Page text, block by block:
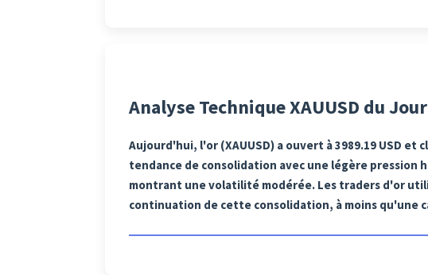
Analyse Technique XAUUSD du Jour
Aujourd'hui, l'or (XAUUSD) a ouvert à 3989.19 USD
tendance de consolidation avec une légère pression
montrant une volatilité modérée. Les traders d'or
continuation de cette consolidation, à moins qu'une